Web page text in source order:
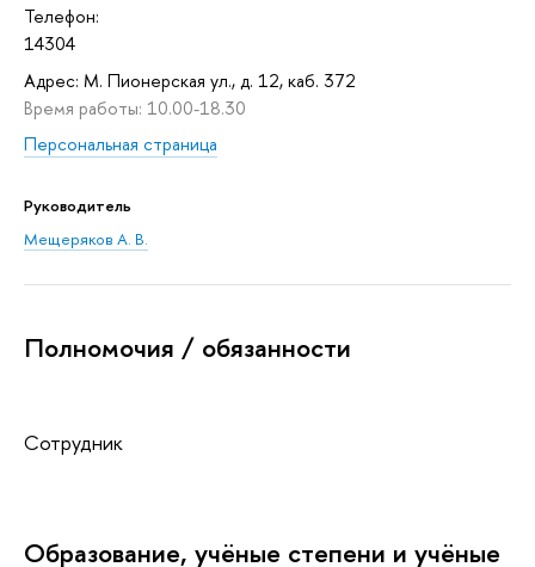
Телефон:
14304
Адрес: М. Пионерская ул., д. 12, каб. 372
Время работы: 10.00-18.30
Персональная страница
Руководитель
Мещеряков А. В.
Полномочия / обязанности
Сотрудник
Oбразование, учёные степени и учёные